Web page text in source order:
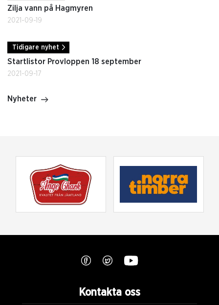
Zilja vann på Hagmyren
2021-09-19
Tidigare nyhet
Startlistor Provloppen 18 september
2021-09-17
Nyheter
Kontakta oss